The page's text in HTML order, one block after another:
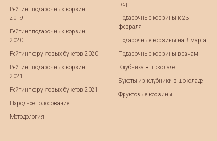
Рейтинг подарочных корзин
2019
Рейтинг подарочных корзин
2020
Рейтинг фруктовых букетов 2020
Рейтинг подарочных корзин
2021
Рейтинг фруктовых букетов 2021
Народное голосование
Методология
Год
Подарочные корзины к 23
февраля
Подарочные корзины на 8 марта
Подарочные корзины врачам
Клубника в шоколаде
Букеты из клубники в шоколаде
Фруктовые корзины